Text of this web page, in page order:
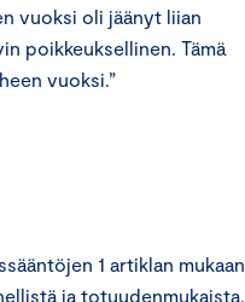
vuoksi oli jäänyt liian
poikkeuksellinen. Tämä
vuoksi.”
1 artiklan mukaan
ja totuudenmukaista.